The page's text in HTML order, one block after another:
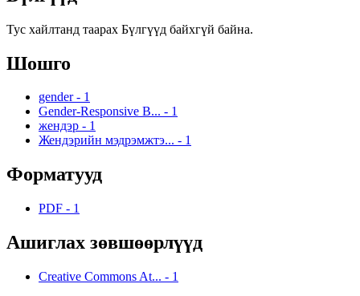
Тус хайлтанд таарах Бүлгүүд байхгүй байна.
Шошго
gender - 1
Gender-Responsive B... - 1
жендэр - 1
Жендэрийн мэдрэмжтэ... - 1
Форматууд
PDF - 1
Ашиглах зөвшөөрлүүд
Creative Commons At... - 1